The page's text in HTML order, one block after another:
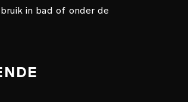
in bad of onder de